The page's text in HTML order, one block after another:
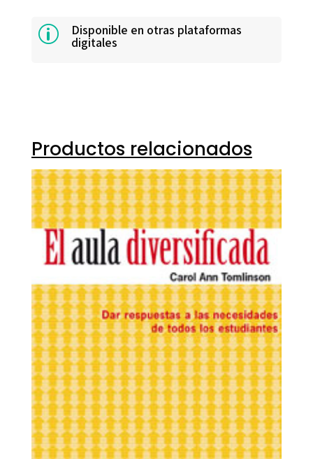
p Disponible en otras plataformas
digitales
Productos relacionados